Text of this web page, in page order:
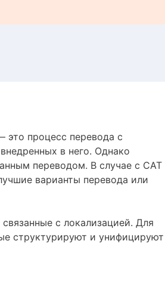
это процесс перевода с
в него. Однако
переводом. В случае с CAT
варианты перевода или
с локализацией. Для
структурируют и унифицируют